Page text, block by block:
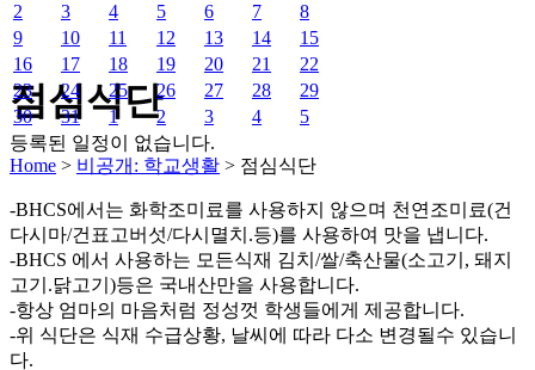
점심식단
Home > 비공개: 학교생활 > 점심식단
2
3 4 5 6 7
8
9
10 11 12 13 14
15
16
17 18 19 20 21
22
23
24 25 26 27 28
29
30
31 1 2 3 4
5
등록된 일정이 없습니다.
-BHCS에서는 화학조미료를 사용하지 않으며 천연조미료(건
다시마/건표고버섯/다시멸치.등)를 사용하여 맛을 냅니다.
-BHCS 에서 사용하는 모든식재 김치/쌀/축산물(소고기, 돼지
고기.닭고기)등은 국내산만을 사용합니다.
-항상 엄마의 마음처럼 정성껏 학생들에게 제공합니다.
-위 식단은 식재 수급상황, 날씨에 따라 다소 변경될수 있습니
다.